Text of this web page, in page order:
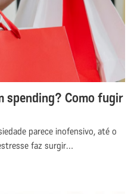
spending? Como fugir
parece inofensivo, até o
faz surgir…